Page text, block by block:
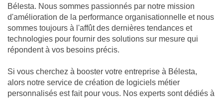
Bélesta. Nous sommes passionnés par notre mission
d'amélioration de la performance organisationnelle et nous
sommes toujours à l'affût des dernières tendances et
technologies pour fournir des solutions sur mesure qui
répondent à vos besoins précis.
Si vous cherchez à booster votre entreprise à Bélesta,
alors notre service de création de logiciels métier
personnalisés est fait pour vous. Nos experts sont dédiés à